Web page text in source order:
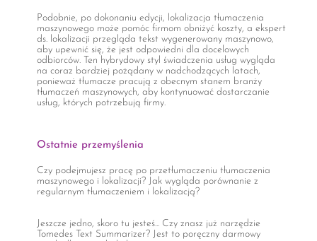
Podobnie, po dokonaniu edycji, lokalizacja tłumaczenia
maszynowego może pomóc firmom obniżyć koszty, a ekspert
ds. lokalizacji przegląda tekst wygenerowany maszynowo,
aby upewnić się, że jest odpowiedni dla docelowych
odbiorców. Ten hybrydowy styl świadczenia usług wygląda
na coraz bardziej pożądany w nadchodzących latach,
ponieważ tłumacze pracują z obecnym stanem branży
tłumaczeń maszynowych, aby kontynuować dostarczanie
usług, których potrzebują firmy.
Ostatnie przemyślenia
Czy podejmujesz pracę po przetłumaczeniu tłumaczenia
maszynowego i lokalizacji? Jak wygląda porównanie z
regularnym tłumaczeniem i lokalizacją?
Jeszcze jedno, skoro tu jesteś... Czy znasz już narzędzie
Tomedes Text Summarizer? Jest to poręczny darmowy